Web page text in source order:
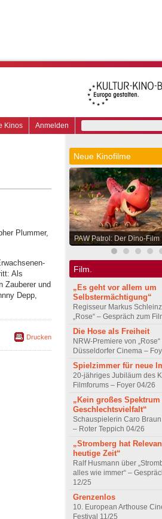
Anmelden
Kinos
Plummer,
Als
Zauberer und
Depp,
Drucken
Neue Kinofilme
PAW Patrol: Der Dino-Film
Film.
„Es geht vor allem um
Selbstermächtigung“
Regisseur Markus
„Rose“ – Gespräch zum
Die Hose als Freiheit
NRW-Premiere von „Rose“
Düsseldorfer Cinema –
Spielzimmer für neue
20-jähriges Jubiläum des
Filmforums – Foyer 04/26
„Kein großes Spektrum
Geschlechtsvielfalt“
Schauspielerin Caro Braun
– Roter Teppich 04/26
„Stromberg hat
heutige Zeit“
Ralf Husmann über
alles wie immer“ –
12/25
Grenzenlos
10. European Arthouse
Festival 11/25